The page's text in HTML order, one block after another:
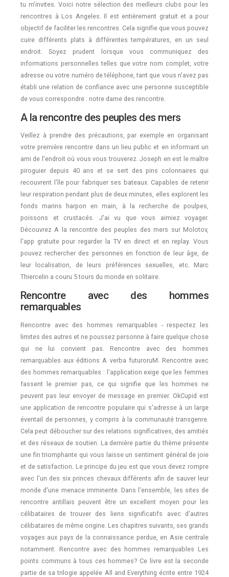
tu m'invites. Voici notre sélection des meilleurs clubs pour les
rencontres à Los Angeles. Il est entièrement gratuit et a pour
objectif de faciliter les rencontres. Cela signifie que vous pouvez
cuire différents plats à différentes températures, en un seul
endroit. Soyez prudent lorsque vous communiquez des
informations personnelles telles que votre nom complet, votre
adresse ou votre numéro de téléphone, tant que vous n'avez pas
établi une relation de confiance avec une personne susceptible
de vous correspondre : notre dame des rencontre.
A la rencontre des peuples des mers
Veillez à prendre des précautions, par exemple en organisant
votre première rencontre dans un lieu public et en informant un
ami de l'endroit où vous vous trouverez. Joseph en est le maître
piroguier depuis 40 ans et se sert des pins colonnaires qui
recouvrent l'île pour fabriquer ses bateaux. Capables de retenir
leur respiration pendant plus de deux minutes, elles explorent les
fonds marins harpon en main, à la recherche de poulpes,
poissons et crustacés. J'ai vu que vous aimiez voyager.
Découvrez A la rencontre des peuples des mers sur Molotov,
l'app gratuite pour regarder la TV en direct et en replay. Vous
pouvez rechercher des personnes en fonction de leur âge, de
leur localisation, de leurs préférences sexuelles, etc. Marc
Thiercelin a couru 5 tours du monde en solitaire.
Rencontre avec des hommes
remarquables
Rencontre avec des hommes remarquables - respectez les
limites des autres et ne poussez personne à faire quelque chose
qui ne lui convient pas. Rencontre avec des hommes
remarquables aux éditions A verba futuroruM. Rencontre avec
des hommes remarquables : l'application exige que les femmes
fassent le premier pas, ce qui signifie que les hommes ne
peuvent pas leur envoyer de message en premier. OkCupid est
une application de rencontre populaire qui s'adresse à un large
éventail de personnes, y compris à la communauté transgenre.
Cela peut déboucher sur des relations significatives, des amitiés
et des réseaux de soutien. La dernière partie du thème présente
une fin triomphante qui vous laisse un sentiment général de joie
et de satisfaction. Le principe du jeu est que vous devez rompre
avec l'un des six princes chevaux différents afin de sauver leur
monde d'une menace imminente. Dans l'ensemble, les sites de
rencontre antillais peuvent être un excellent moyen pour les
célibataires de trouver des liens significatifs avec d'autres
célibataires de même origine. Les chapitres suivants, ses grands
voyages aux pays de la connaissance perdue, en Asie centrale
notamment. Rencontre avec des hommes remarquables Les
points communs à tous ces hommes? Ce livre est la seconde
partie de sa trilogie appelée All and Everything écrite entre 1924